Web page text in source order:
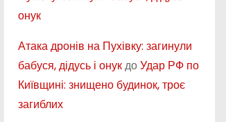
онук
Атака дронів на Пухівку: загинули
бабуся, дідусь і онукдоУдар РФ по
Київщині: знищено будинок, троє
загиблих